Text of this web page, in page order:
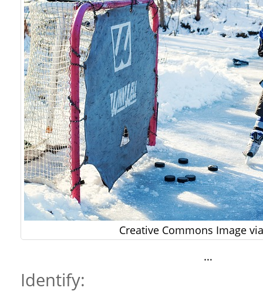
Creative Commons Image
…
Identify: